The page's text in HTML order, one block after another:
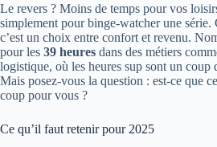
Le revers ? Moins de temps pour vos
simplement pour binge-watcher une série.
c’est un choix entre confort et revenu.
pour les 39 heures dans des métiers
logistique, où les heures sup sont un
Mais posez-vous la question : est-ce que
coup pour vous ?
Ce qu’il faut retenir pour 2025